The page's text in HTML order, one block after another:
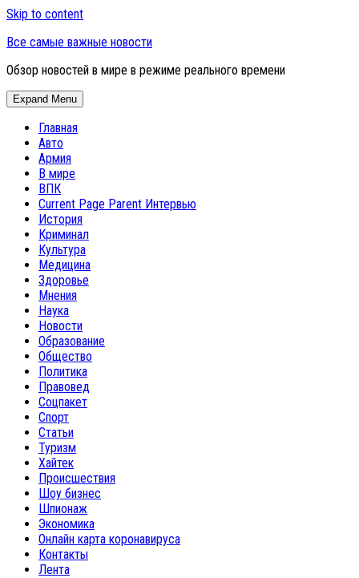
Skip to content
Все самые важные новости
Обзор новостей в мире в режиме реального времени
Expand Menu
Главная
Авто
Армия
В мире
ВПК
Current Page Parent Интервью
История
Криминал
Культура
Медицина
Здоровье
Мнения
Наука
Новости
Образование
Общество
Политика
Правовед
Соцпакет
Спорт
Статьи
Туризм
Хайтек
Происшествия
Шоу бизнес
Шпионаж
Экономика
Онлайн карта коронавируса
Контакты
Лента